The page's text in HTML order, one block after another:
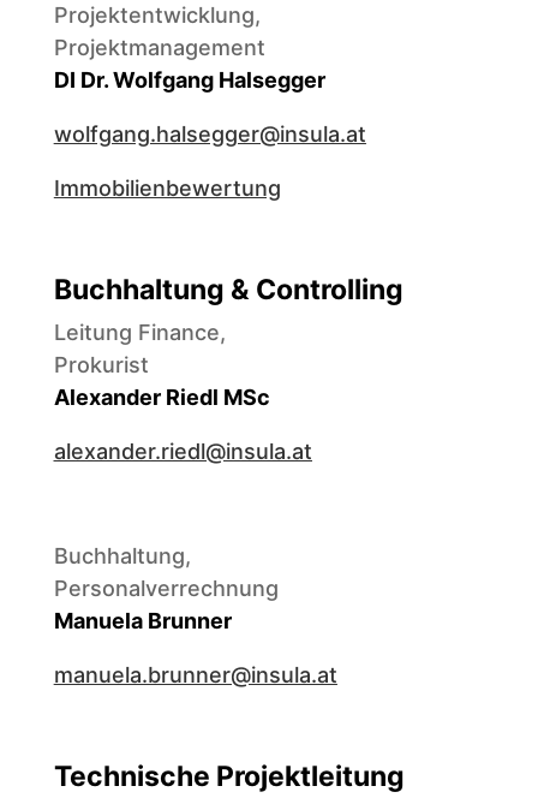
Projektentwicklung,
Projektmanagement
DI Dr. Wolfgang Halsegger
wolfgang.halsegger@insula.at
Immobilienbewertung
Buchhaltung & Controlling
Leitung Finance,
Prokurist
Alexander Riedl MSc
alexander.riedl@insula.at
Buchhaltung,
Personalverrechnung
Manuela Brunner
manuela.brunner@insula.at
Technische Projektleitung